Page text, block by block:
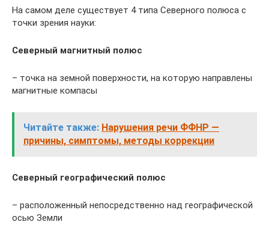
На самом деле существует 4 типа Северного полюса с
точки зрения науки:
Северный магнитный полюс
– точка на земной поверхности, на которую направлены
магнитные компасы
Читайте также: Нарушения речи ФФНР —
причины, симптомы, методы коррекции
Северный географический полюс
– расположенный непосредственно над географической
осью Земли